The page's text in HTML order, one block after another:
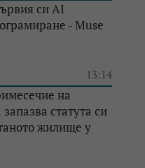
си AI
- Muse
13:14
на
статута си
жилище у